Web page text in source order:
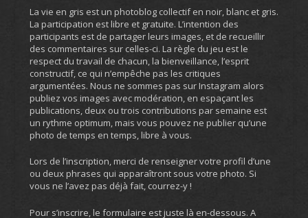
La vie en gris est un photoblog collectif en noir, blanc et gris.
La participation est libre et gratuite. L’intention des
participants est de partager leurs images, et de recueillir
des commentaires sur celles-ci. La règle du jeu est le
respect du travail de chacun, la bienveillance, l’esprit
constructif, ce qui n’empêche pas les critiques
argumentées. Nous ne sommes pas sur Instagram alors
publiez vos images avec modération, en espaçant les
publications, deux ou trois contributions par semaine est
un rythme optimum, mais vous pouvez ne publier qu’une
photo de temps en temps, libre à vous.
Lors de l’inscription, merci de renseigner votre profil d’une
ou deux phrases qui apparaîtront sous votre photo. Si
vous ne l’avez pas déjà fait, courrez-y !
Pour s’inscrire, le formulaire est juste là en-dessous. A